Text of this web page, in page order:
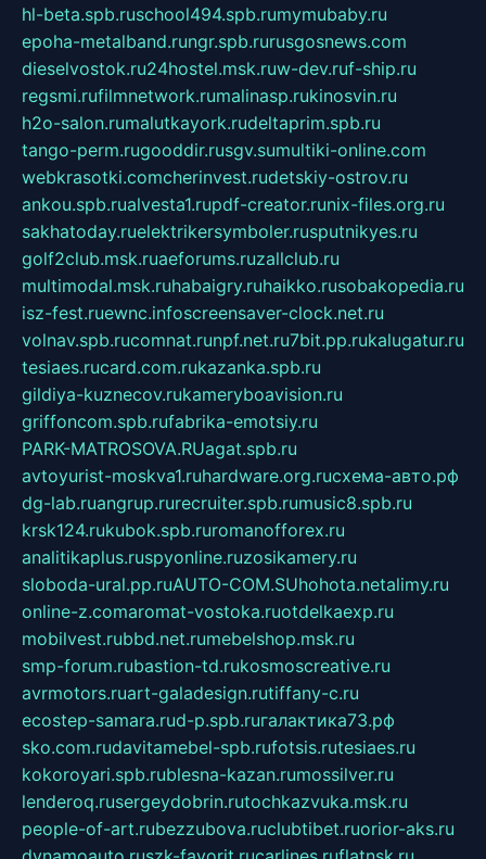
hl-beta.spb.ruschool494.spb.rumymubaby.ru
epoha-metalband.rungr.spb.rurusgosnews.com
dieselvostok.ru24hostel.msk.ruw-dev.ruf-ship.ru
regsmi.rufilmnetwork.rumalinasp.rukinosvin.ru
h2o-salon.rumalutkayork.rudeltaprim.spb.ru
tango-perm.rugooddir.rusgv.sumultiki-online.com
webkrasotki.comcherinvest.rudetskiy-ostrov.ru
ankou.spb.rualvesta1.rupdf-creator.runix-files.org.ru
sakhatoday.ruelektrikersymboler.rusputnikyes.ru
golf2club.msk.ruaeforums.ruzallclub.ru
multimodal.msk.ruhabaigry.ruhaikko.rusobakopedia.ru
isz-fest.ruewnc.infoscreensaver-clock.net.ru
volnav.spb.rucomnat.runpf.net.ru7bit.pp.rukalugatur.ru
tesiaes.rucard.com.rukazanka.spb.ru
gildiya-kuznecov.rukameryboavision.ru
griffoncom.spb.rufabrika-emotsiy.ru
PARK-MATROSOVA.RUagat.spb.ru
avtoyurist-moskva1.ruhardware.org.ruсхема-авто.рф
dg-lab.ruangrup.rurecruiter.spb.rumusic8.spb.ru
krsk124.rukubok.spb.ruromanofforex.ru
analitikaplus.ruspyonline.ruzosikamery.ru
sloboda-ural.pp.ruAUTO-COM.SUhohota.netalimy.ru
online-z.comaromat-vostoka.ruotdelkaexp.ru
mobilvest.rubbd.net.rumebelshop.msk.ru
smp-forum.rubastion-td.rukosmoscreative.ru
avrmotors.ruart-galadesign.rutiffany-c.ru
ecostep-samara.rud-p.spb.ruгалактика73.рф
sko.com.rudavitamebel-spb.rufotsis.rutesiaes.ru
kokoroyari.spb.rublesna-kazan.rumossilver.ru
lenderoq.rusergeydobrin.rutochkazvuka.msk.ru
people-of-art.rubezzubova.ruclubtibet.ruorior-aks.ru